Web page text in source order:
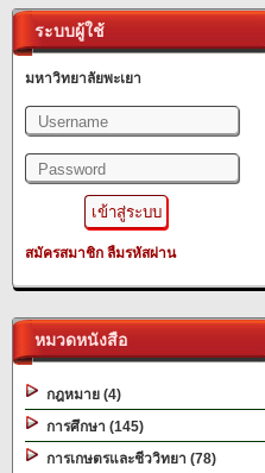
ระบบผู้ใช้
มหาวิทยาลัยพะเยา
สมัครสมาชิก ลืมรหัสผ่าน
หมวดหนังสือ
กฎหมาย (4)
การศึกษา (145)
การเกษตรและชีววิทยา (78)